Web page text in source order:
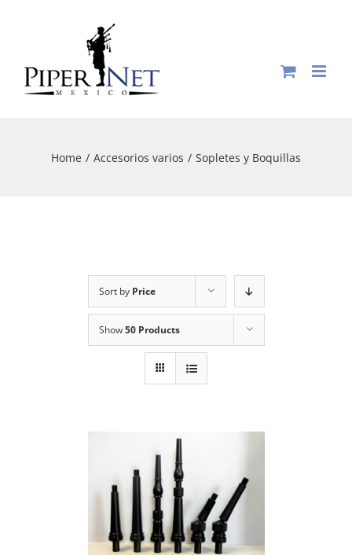
Home / Accesorios varios / Sopletes y Boquillas
Sort by Price
Show50 Products